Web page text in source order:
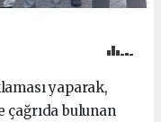
yaparak,
çağrıda bulunan